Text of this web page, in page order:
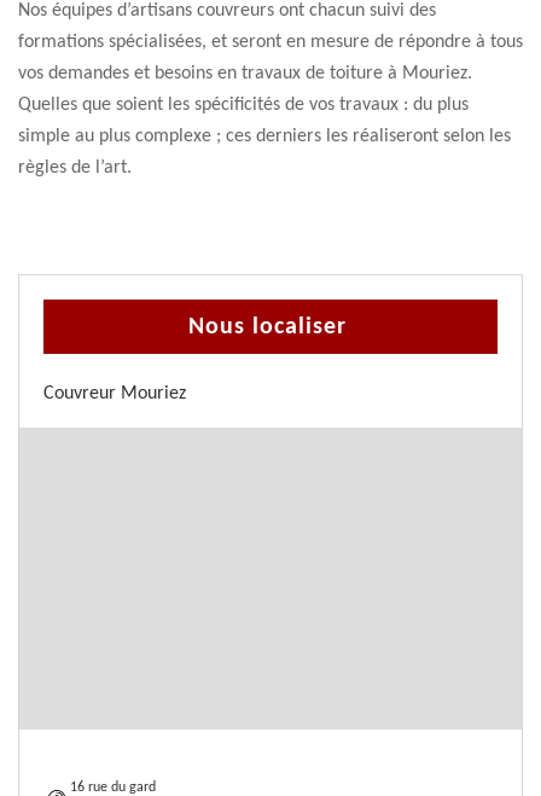
Nos équipes d’artisans couvreurs ont chacun suivi des
formations spécialisées, et seront en mesure de répondre à tous
vos demandes et besoins en travaux de toiture à Mouriez.
Quelles que soient les spécificités de vos travaux : du plus
simple au plus complexe ; ces derniers les réaliseront selon les
règles de l’art.
Nous localiser
Couvreur Mouriez
16 rue du gard